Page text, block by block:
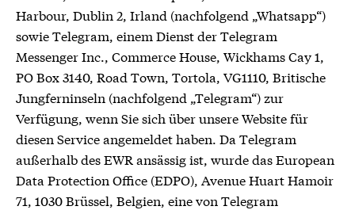
Harbour, Dublin 2, Irland (nachfolgend „Whatsapp“)
sowie Telegram, einem Dienst der Telegram
Messenger Inc., Commerce House, Wickhams Cay 1,
PO Box 3140, Road Town, Tortola, VG1110, Britische
Jungferninseln (nachfolgend „Telegram“) zur
Verfügung, wenn Sie sich über unsere Website für
diesen Service angemeldet haben. Da Telegram
außerhalb des EWR ansässig ist, wurde das European
Data Protection Office (EDPO), Avenue Huart Hamoir
71, 1030 Brüssel, Belgien, eine von Telegram